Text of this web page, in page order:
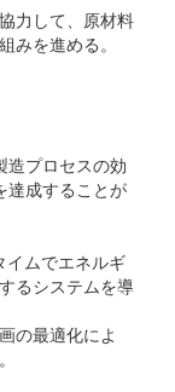
力して、原材料
みを進める。
造プロセスの効
達成することが
イムでエネルギ
るシステムを導
の最適化によ